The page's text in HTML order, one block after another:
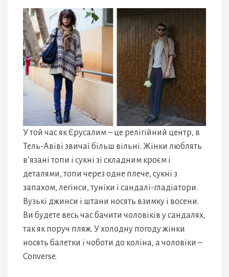
У той час як Єрусалим – це релігійний центр, в
Тель-Авіві звичаї більш вільні. Жінки люблять
в’язані топи і сукні зі складним кроєм і
деталями, топи через одне плече, сукні з
запахом, легінси, туніки і сандалі-гладіатори.
Вузькі джинси і штани носять взимку і восени.
Ви будете весь час бачити чоловіків у сандалях,
так як поруч пляж. У холодну погоду жінки
носять балетки і чоботи до коліна, а чоловіки –
Converse.